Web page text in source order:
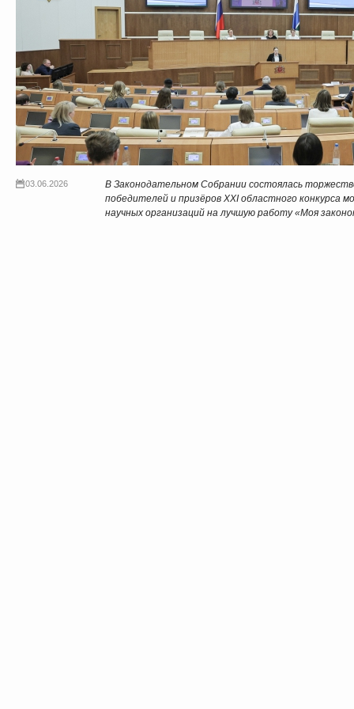
03.06.2026
В Законодательном Собрании состоялась
победителей и призёров XXIобластного конкурса
научных организаций на лучшую работу «Моя